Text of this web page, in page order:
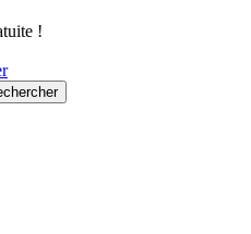
!